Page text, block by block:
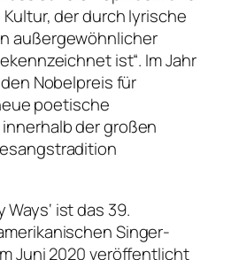
der durch lyrische
außergewöhnlicher
ist“. Im Jahr
Nobelpreis für
poetische
der großen
Ways‘ ist das 39.
Singer-
Juni 2020 veröffentlicht